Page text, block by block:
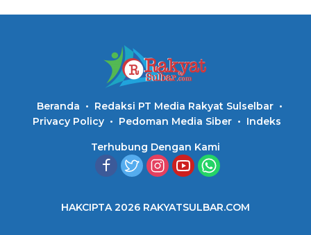
Beranda
Redaksi PT Media Rakyat Sulselbar
Privacy Policy
Pedoman Media Siber Indeks
Terhubung Dengan Kami
HAKCIPTA 2026 RAKYATSULBAR.COM